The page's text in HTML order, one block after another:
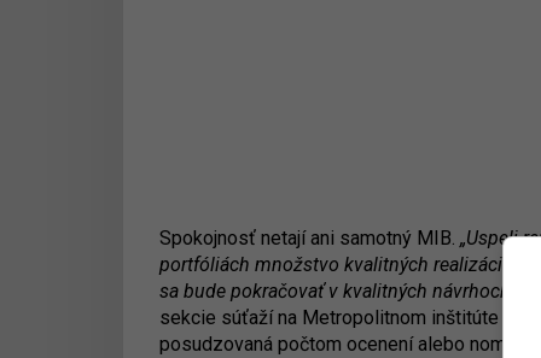
Spokojnosť netají ani samotný MIB. „Uspeli
portfóliách množstvo kvalitných realizácií,
sa bude pokračovať v kvalitných návrhoch
sekcie súťaží na Metropolitnom inštitúte
posudzovaná počtom ocenení alebo